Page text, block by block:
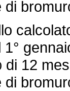
di
1°
di 12
di